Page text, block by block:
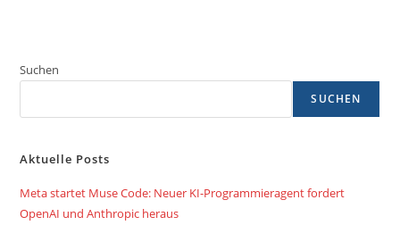
Suchen
SUCHEN
Aktuelle Posts
Meta startet Muse Code: Neuer KI-Programmieragent fordert
OpenAI und Anthropic heraus